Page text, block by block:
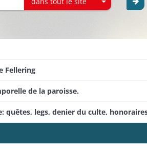
Fellering
de la paroisse.
quêtes, legs, denier du culte,